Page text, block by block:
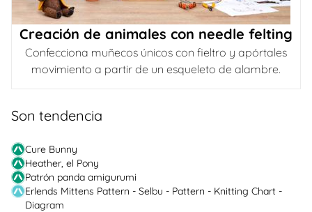
Creación de animales con needle felting
Confecciona muñecos únicos con fieltro y apórtales
movimiento a partir de un esqueleto de alambre.
Son tendencia
Cure Bunny
Heather, el Pony
Patrón panda amigurumi
Erlends Mittens Pattern - Selbu - Pattern - Knitting Chart -
Diagram